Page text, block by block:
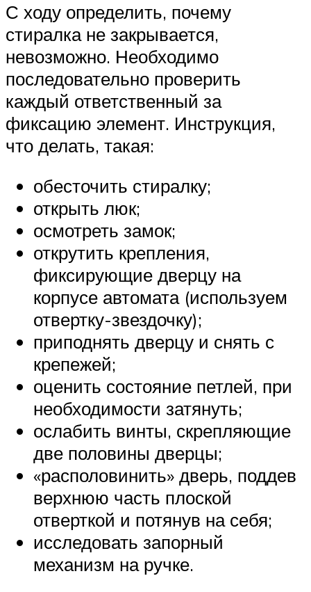
С ходу определить, почему
стиралка не закрывается,
невозможно. Необходимо
последовательно проверить
каждый ответственный за
фиксацию элемент. Инструкция,
что делать, такая:
обесточить стиралку;
открыть люк;
осмотреть замок;
открутить крепления,
фиксирующие дверцу на
корпусе автомата (используем
отвертку-звездочку);
приподнять дверцу и снять с
крепежей;
оценить состояние петлей, при
необходимости затянуть;
ослабить винты, скрепляющие
две половины дверцы;
«располовинить» дверь, поддев
верхнюю часть плоской
отверткой и потянув на себя;
исследовать запорный
механизм на ручке.